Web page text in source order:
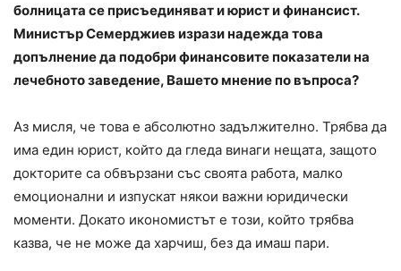
болницата се присъединяват и юрист и финансист.
Министър Семерджиев изрази надежда това
допълнение да подобри финансовите показатели на
лечебното заведение, Вашето мнение по въпроса?
Аз мисля, че това е абсолютно задължително. Трябва да
има един юрист, който да гледа винаги нещата, защото
докторите са обвързани със своята работа, малко
емоционални и изпускат някои важни юридически
моменти. Докато икономистът е този, който трябва
казва, че не може да харчиш, без да имаш пари.